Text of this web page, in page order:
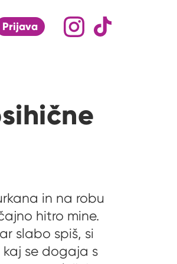
po strani
zanima ...
lupo odpri iskalnik
Prijava
Družabna omrežja
in na robu
hitro mine.
slabo spiš, si
kaj se dogaja s